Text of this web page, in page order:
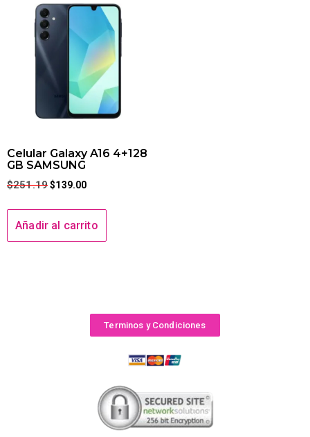
Celular Galaxy A16 4+128
GB SAMSUNG
$251.19 $139.00
Añadir al carrito
Terminos y Condiciones